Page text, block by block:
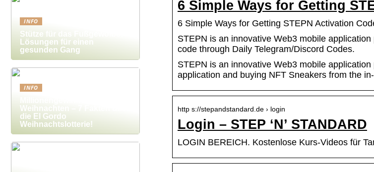
6 Simple Ways for Getting
6 Simple Ways for Getting STEPN Activation
STEPN is an innovative Web3 mobile
code through Daily Telegram/Discord Codes.
STEPN is an innovative Web3 mobile
application and buying NFT Sneakers from the
http s://stepandstandard.de › login
Login – STEP ‘N’ STANDARD
LOGIN BEREICH. Kostenlose Kurs-Videos für
INFO
Stütze für das Fußgewölbe:
Lösungen für einen
gesunden Gang
INFO
Weihnachten – 7 Fakten über
die El Gordo
Weihnachtslotterie!